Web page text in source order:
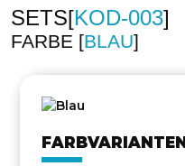
SETS KOD-003
FARBE BLAU
FARBVARIANTEN